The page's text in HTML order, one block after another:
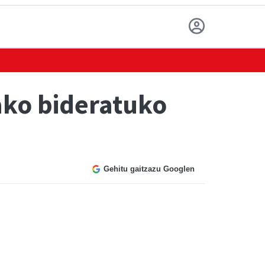
bideratuko
Gehitu gaitzazu Googlen